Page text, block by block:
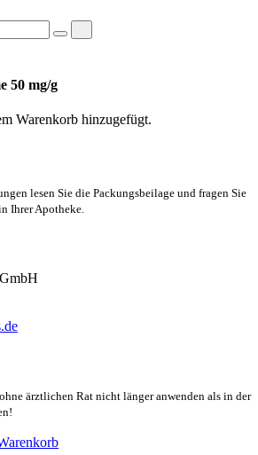
50 mg/g
Warenkorb hinzugefügt.
lesen Sie die Packungsbeilage und fragen Sie
Ihrer Apotheke.
ärztlichen Rat nicht länger anwenden als in der